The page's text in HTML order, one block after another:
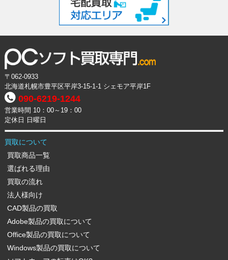
〒062-0933
北海道札幌市豊平区平岸3-15-1-1 シェモア平岸1F
090-6219-1244
営業時間 10：00～19：00
定休日 日曜日
買取について
買取商品一覧
選ばれる理由
買取の流れ
法人様向け
CAD製品の買取
Adobe製品の買取について
Office製品の買取について
Windows製品の買取について